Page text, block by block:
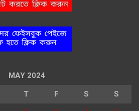
MAY 2024
T F S S